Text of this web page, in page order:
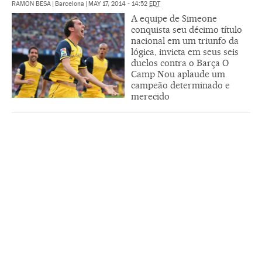
RAMON BESA | Barcelona | MAY 17, 2014 - 14:52 EDT
A equipe de Simeone
conquista seu décimo título
nacional em um triunfo da
lógica, invicta em seus seis
duelos contra o Barça O
Camp Nou aplaude um
campeão determinado e
merecido